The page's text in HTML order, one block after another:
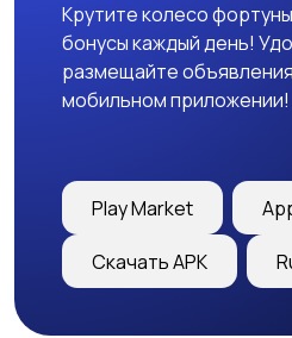
Крутите колесо
бонусы каждый день!
размещайте
мобильном приложении!
Play Market
Скачать APK